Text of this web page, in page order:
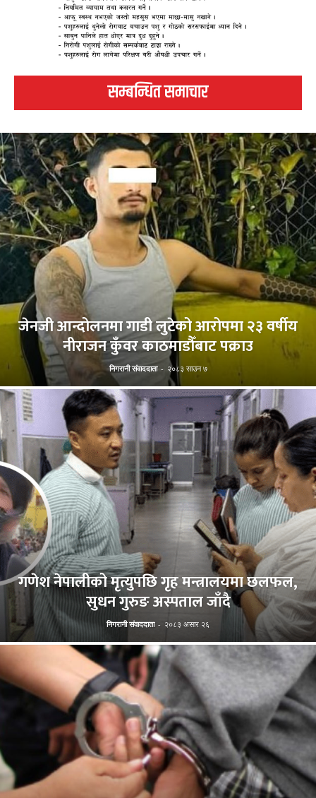
सम्बन्धित समाचार
जेनजी आन्दोलनमा गाडी लुटेको आरोपमा २३ वर्षीय
नीराजन कुँवर काठमाडौँबाट पक्राउ
निगरानी संवाददाता - २०८३ साउन ७
गणेश नेपालीको मृत्युपछि गृह मन्त्रालयमा छलफल,
सुधन गुरुङ अस्पताल जाँदै
निगरानी संवाददाता - २०८३ असार २६